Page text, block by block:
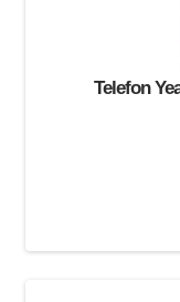
Telefon